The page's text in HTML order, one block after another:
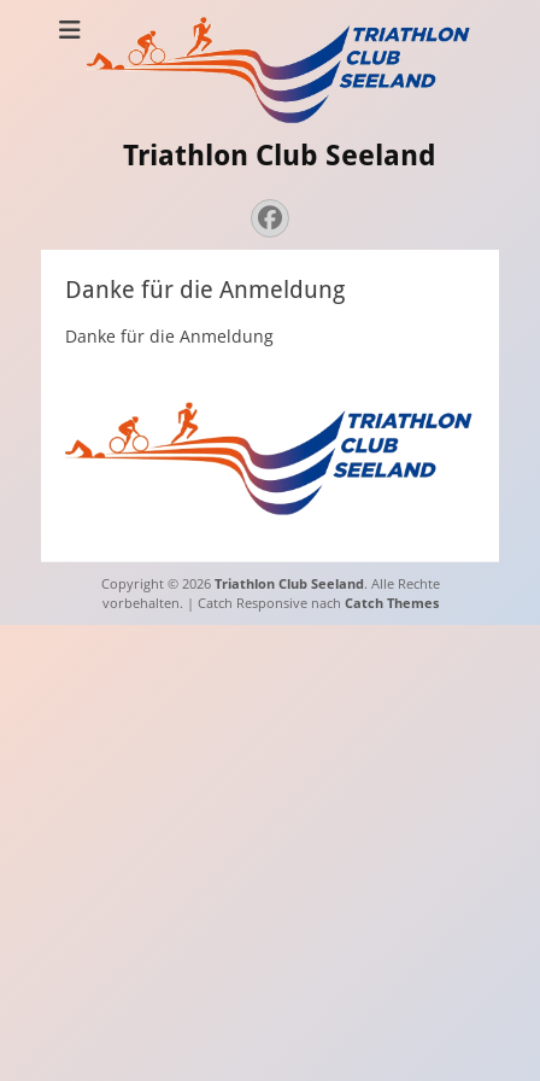
Triathlon Club Seeland
Facebook
Danke für die Anmeldung
Danke für die Anmeldung
Copyright © 2026 Triathlon Club Seeland. Alle Rechte
vorbehalten. | Catch Responsive nach Catch Themes